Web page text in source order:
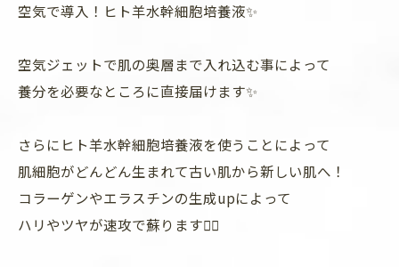
空気で導入！ヒト羊水幹細胞培養液✨
空気ジェットで肌の奥層まで入れ込む事によって
養分を必要なところに直接届けます✨
さらにヒト羊水幹細胞培養液を使うことによって
肌細胞がどんどん生まれて古い肌から新しい肌へ！
コラーゲンやエラスチンの生成upによって
ハリやツヤが速攻で蘇ります🤸‍♀️